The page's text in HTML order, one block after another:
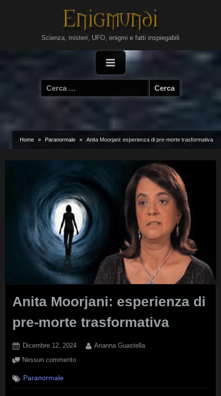
Scienza, misteri, UFO, enigmi e fatti inspiegabili
Ricerca
per:
Home Paranormale Anita Moorjani: esperienza di pre-morte trasformativa
Anita Moorjani: esperienza di
pre-morte trasformativa
Posted
on
Dicembre 12, 2024 By
Arianna Guastella
Nessun commentosu
esperienza
Paranormale